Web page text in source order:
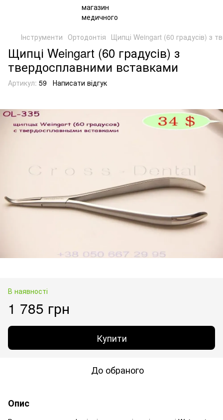
Інструменти Ортодонтія Щипці Weingart (60 градусів) з
Щипці Weingart (60 градусів) з
твердосплавними вставками
Артикул: 59 Написати відгук
В наявності
1 785 грн
Купити
До обраного
Опис